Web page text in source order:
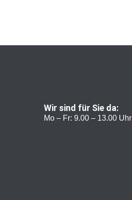
Wir sind für Sie da:
Mo – Fr: 9.00 – 13.00 Uhr